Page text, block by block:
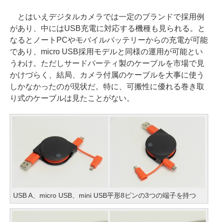
とはいえデジタルカメラでは一定のブランドで採用例
があり、中にはUSB充電に対応する機種も見られる。と
なるとノートPCやモバイルバッテリーからの充電が可能
であり、micro USB採用モデルと同様の運用が可能とい
うわけ。ただしサードパーティ製のケーブルを市場で見
かけづらく、結局、カメラ付属のケーブルを大事に使う
しかなかったのが現状だ。特に、可搬性に優れる巻き取
り式のケーブルは見たことがない。
USB A、micro USB、mini USB平形8ピンの3つの端子を持つ